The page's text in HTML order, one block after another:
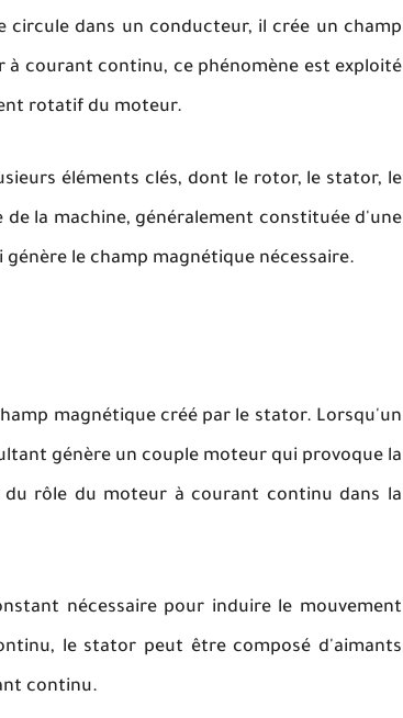
circule dans un conducteur, il crée un champ
courant continu, ce phénomène est exploité
rotatif du moteur.
éléments clés, dont le rotor, le stator, le
la machine, généralement constituée d'une
le champ magnétique nécessaire.
magnétique créé par le stator. Lorsqu'un
génère un couple moteur qui provoque la
rôle du moteur à courant continu dans la
nécessaire pour induire le mouvement
le stator peut être composé d'aimants
continu.